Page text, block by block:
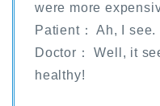
were more
Patient： Ah, I
Doctor： Well, it
healthy!